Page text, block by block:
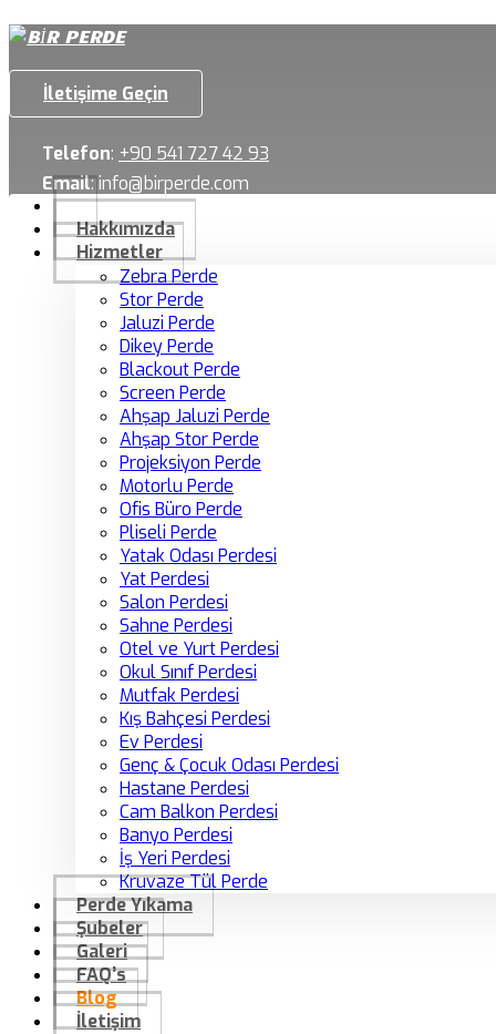
İletişime Geçin
Telefon: +90 541 727 42 93
Email:info@birperde.com
Hakkımızda
Hizmetler
Zebra Perde
Stor Perde
Jaluzi Perde
Dikey Perde
Blackout Perde
Screen Perde
Ahşap Jaluzi Perde
Ahşap Stor Perde
Projeksiyon Perde
Motorlu Perde
Ofis Büro Perde
Pliseli Perde
Yatak Odası Perdesi
Yat Perdesi
Salon Perdesi
Sahne Perdesi
Otel ve Yurt Perdesi
Okul Sınıf Perdesi
Mutfak Perdesi
Kış Bahçesi Perdesi
Ev Perdesi
Genç & Çocuk Odası Perdesi
Hastane Perdesi
Cam Balkon Perdesi
Banyo Perdesi
İş Yeri Perdesi
Kruvaze Tül Perde
Perde Yıkama
Şubeler
Galeri
FAQ’s
Blog
İletişim